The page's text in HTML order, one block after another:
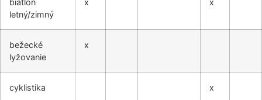
letný/zimný
bežecké
lyžovanie
x
cyklistika x